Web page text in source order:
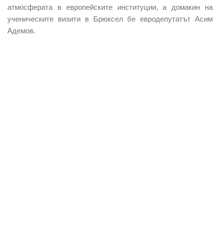
атмосферата в европейските институции, а домакин на
ученическите визити в Брюксел бе евродепутатът Асим
Адемов.